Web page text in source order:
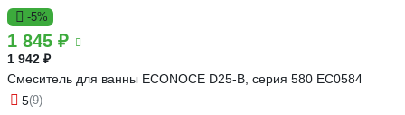
-5%
1 845 ₽
1 942 ₽
Смеситель для ванны ECONOCE D25-B, серия 580 EC0584
5(9)